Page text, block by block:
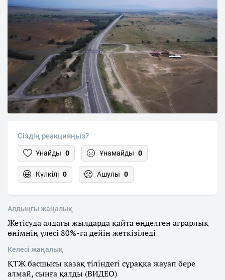
Сіздің реакцияңыз?
Ұнайды 0 Ұнамайды 0
Күлкілі 0 Ашулы 0
Алдыңғы жаңалық
Жетісуда алдағы жылдарда қайта өңделген аграрлық
өнімнің үлесі 80%-ға дейін жеткізіледі
Келесі жаңалық
ҚТЖ басшысы қазақ тіліндегі сұраққа жауап бере
алмай, сынға қалды (ВИДЕО)